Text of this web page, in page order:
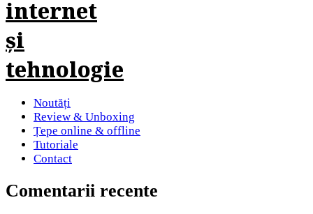
Noutăți
Review & Unboxing
Țepe online & offline
Tutoriale
Contact
Comentarii recente